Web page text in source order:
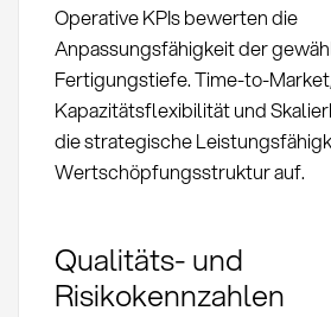
Operative KPIs bewerten die
Anpassungsfähigkeit der
Fertigungstiefe. Time-to-
Kapazitätsflexibilität und
die strategische
Wertschöpfungsstruktur auf.
Qualitäts- und
Risikokennzahlen